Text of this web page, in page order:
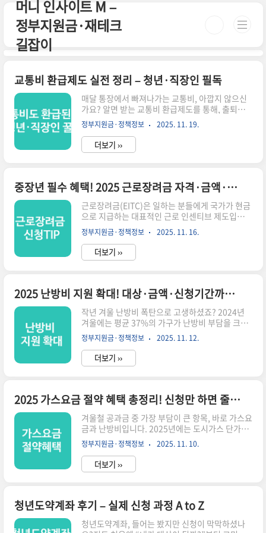
본문 바로가기
머니 인사이트 M –
정부지원금·재테크
길잡이
교통비 환급제도 실전 정리 – 청년·직장인 필독
매달 통장에서 빠져나가는 교통비, 아깝지 않으신
가요? 알면 받는 교통비 환급제도를 통해, 출퇴근
비용을 아끼고 숨은 정부 혜택을 챙겨보세요. 청년
부터 직장인까지 누구나 해당될 수 있는 실전 꿀팁
만 담았습니다.📌 요약 정보▪ 지원 대상: 청년, 직장
인, 저소득층 등 교통비 부담이 큰 계층▪ 신청 방법:
청 시기: 지자체별 상이 (상시 또는 분기별 접수)회
사 근처에서 자취 중인 20대 직장인입니다. 매달 교
통비가 6만원 가까이 나갔는데, 우연히 알게 된 ‘청
년 교통비 지원사업’으로 등록 후 매월 환급받고 있
어요. 번거롭지 않고 신청도 쉬워서 더 많은 분들이
알았으면 좋겠다는 생각이 들었습니다.이 글의 구..
정부지원금·정책정보 2025. 11. 19.
더보기 ››
중장년 필수 혜택! 2025 근로장려금 자격·금액·신청방법 총정리
근로장려금(EITC)은 일하는 분들에게 국가가 현금
으로 지급하는 대표적인 근로 인센티브 제도입니
다. 특히 40~60대 중장년층에게는 “절대 놓치면
안 되는 지원금”으로 불릴 만큼 영향이 큽니다.하
지만 아직도 “나는 대상이 아닐 것 같다”며 신청조
차 안 하는 경우가 많습니다. 2025년에는 자격기준
분 요약 – 2025 근로장려금 핵심 정리✔ 일하는 사
람에게 지급되는 현금 장려금✔ 연령제한 완화 &
단독가구 지원 확대✔ 최대 지급액 인상 (가구유형
별 차등)✔ 재산요건 일부 완화 → 탈락 가구 감소
기대✔ 5월 정기신청 / 9월 정산 / 10월 지급💡 핵
심: “작년 탈락 → 올해 가능” 케이스 증가!근로장
려금..
정부지원금·정책정보 2025. 11. 16.
더보기 ››
2025 난방비 지원 확대! 대상·금액·신청기간까지 총정리
작년 겨울 난방비 폭탄으로 고생하셨죠? 2024년
겨울에는 평균 37%의 가구가 난방비 부담을 크게
느꼈고, 특히 도시가스·지역난방 가구의 체감 상승
률이 높았습니다. 이런 상황을 반영해 2025년 난방
비 지원 제도가 대폭 확대됩니다.하지만 문제는 대
부분의 지원이 ‘자동으로 지급되지 않는다’는 점입
없이, 실제로 난방비가 줄어드는 지원만 압축 정리
했습니다.⏳ 3분 요약 – 2025 난방비 지원 핵심지
원대상 확대: 저소득·차상위 외 1인 고령·장애·영
유아 가구까지 확대지원금액 증가: 연 최대 약 41만
원 + 지자체 추가 10~40만 원신청기간: 전국 공통
10~12월 집중 접수, 지역별 상이지원방식: ..
정부지원금·정책정보 2025. 11. 12.
더보기 ››
2025 가스요금 절약 혜택 총정리! 신청만 하면 줄어드는 공과금
겨울철 공과금 중 가장 부담이 큰 항목, 바로 가스요
금과 난방비입니다. 2025년에는 도시가스 단가와
난방비 변동이 예상되면서, 정부와 지자체가 다양
한 절감 지원책을 내놓고 있습니다.하지만 문제는
대부분의 혜택이 “자동 적용이 아니다”라는 점입
니다. 본인이 직접 신청해야 혜택을 받을 수 있는
관 설명이 아니라, 바로 신청해서 실질적으로 도움
이 되는 혜택만 딱 정리했습니다. 3분만 투자해서
확인해보세요.⏳ 3분 요약 – 2025 가스·난방 혜택
정부지원금·정책정보 2025. 11. 10.
더보기 ››
청년도약계좌 후기 – 실제 신청 과정 A to Z
청년도약계좌, 들어는 봤지만 신청이 막막하셨나